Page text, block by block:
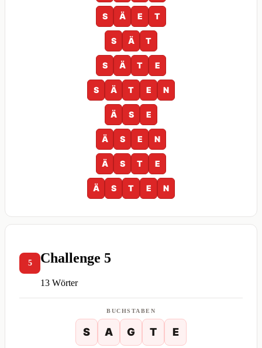
S Ä E T
S Ä T
S Ä T E
S Ä T E N
Ä S E
Ä S E N
Ä S T E
Ä S T E N
5 Challenge 5
13 Wörter
BUCHSTABEN
S A G T E